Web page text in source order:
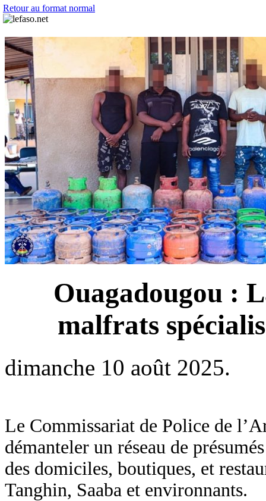
Retour au format normal
Ouagadougou :
malfrats
dimanche 10 août 2025.
Le Commissariat de Police de
démanteler un réseau de
des domiciles, boutiques, et
Tanghin, Saaba et environnants.